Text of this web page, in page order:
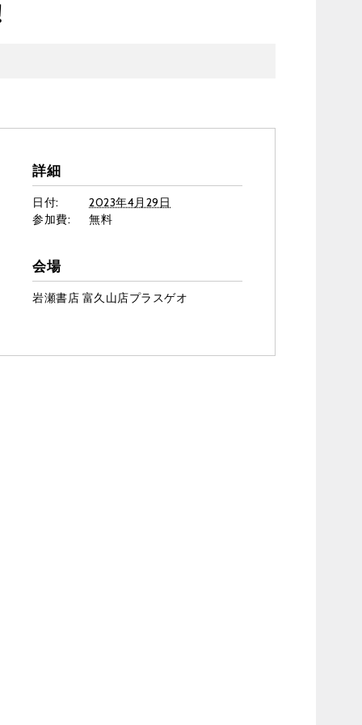
詳細
日付:
2023年4月29日
参加費:
無料
会場
岩瀬書店 富久山店プラスゲオ